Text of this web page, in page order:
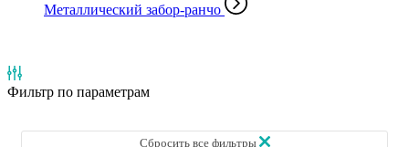
Металлический забор-ранчо
Фильтр по параметрам
Сбросить все фильтры